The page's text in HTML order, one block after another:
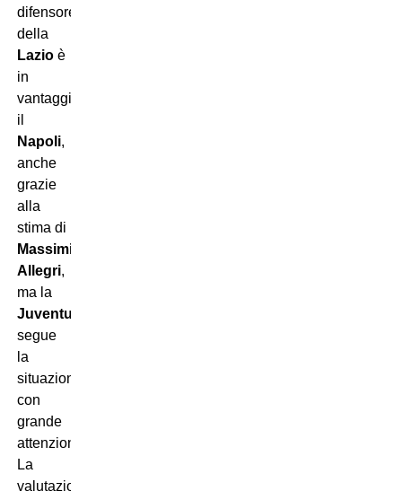
difensore
della
Lazioè
in
vantaggio
il
Napoli,
anche
grazie
alla
stima di
Massimiliano
Allegri,
ma la
Juventus
segue
la
situazione
con
grande
attenzione.
La
valutazione